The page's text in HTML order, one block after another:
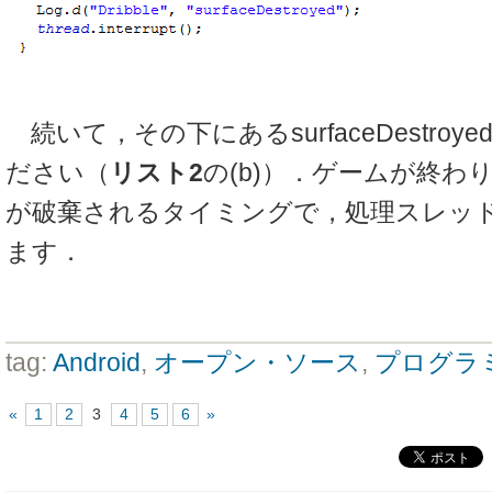
続いて，その下にある
ださい（ リスト2の(b)）．ゲームが終わ
が破棄されるタイミングで，処理スレッ
ます．
tag: Android , オープン・ソース , プログラ
« 1 2 3 4 5 6 »